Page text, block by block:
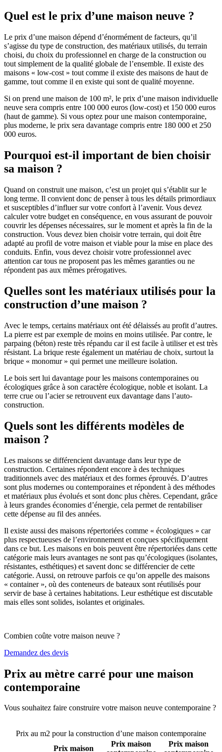
Quel est le prix d’une maison neuve ?
Le prix d’une maison dépend d’énormément de facteurs, qu’il
s’agisse du type de construction, des matériaux utilisés, du terrain
choisi, du choix du professionnel en charge de la construction ou
tout simplement de la qualité globale de l’ensemble. Il existe des
maisons « low-cost » tout comme il existe des maisons de haut de
gamme, tout comme il en existe qui sont de qualité moyenne.
Si on prend une maison de 100 m², le prix d’une maison individuelle
neuve sera compris entre 100 000 euros (low-cost) et 150 000 euros
(haut de gamme). Si vous optez pour une maison contemporaine,
plus moderne, le prix sera davantage compris entre 180 000 et 250
000 euros.
Pourquoi est-il important de bien choisir
sa maison ?
Quand on construit une maison, c’est un projet qui s’établit sur le
long terme. Il convient donc de penser à tous les détails primordiaux
et susceptibles d’influer sur votre confort à l’avenir. Vous devez
calculer votre budget en conséquence, en vous assurant de pouvoir
couvrir les dépenses nécessaires, sur le moment et après la fin de la
construction. Vous devez bien choisir votre terrain, qui doit être
adapté au profil de votre maison et viable pour la mise en place des
conduits. Enfin, vous devez choisir votre professionnel avec
attention car tous ne proposent pas les mêmes garanties ou ne
répondent pas aux mêmes prérogatives.
Quelles sont les matériaux utilisés pour la
construction d’une maison ?
Avec le temps, certains matériaux ont été délaissés au profit d’autres.
La pierre est par exemple de moins en moins utilisée. Par contre, le
parpaing (béton) reste très répandu car il est facile à utiliser et est très
résistant. La brique reste également un matériau de choix, surtout la
brique « monomur » qui permet une meilleure isolation.
Le bois sert lui davantage pour les maisons contemporaines ou
écologiques grâce à son caractère écologique, noble et isolant. La
terre crue ou l’acier se retrouvent eux davantage dans l’auto-
construction.
Quels sont les différents modèles de
maison ?
Les maisons se différencient davantage dans leur type de
construction. Certaines répondent encore à des techniques
traditionnels avec des matériaux et des formes éprouvés. D’autres
sont plus modernes ou contemporaines et répondent à des méthodes
et matériaux plus évolués et sont donc plus chères. Cependant, grâce
à leurs grandes économies d’énergie, cela permet de rentabiliser
cette dépense au fil des années.
Il existe aussi des maisons répertoriées comme « écologiques » car
plus respectueuses de l’environnement et conçues spécifiquement
dans ce but. Les maisons en bois peuvent être répertoriées dans cette
catégorie mais leurs avantages ne sont pas qu’écologiques (isolantes,
résistantes, esthétiques) et savent donc se différencier de cette
catégorie. Aussi, on retrouve parfois ce qu’on appelle des maisons
« container », où des conteneurs de bateaux sont réutilisés pour
servir de base à certaines habitations. Leur esthétique est discutable
mais elles sont solides, isolantes et originales.
Combien coûte votre maison neuve ?
Demandez des devis
Prix au mètre carré pour une maison
contemporaine
Vous souhaitez faire construire votre maison neuve contemporaine ?
Prix au m2 pour la construction d’une maison contemporaine
Prix maison
Prix maison
Prix maison